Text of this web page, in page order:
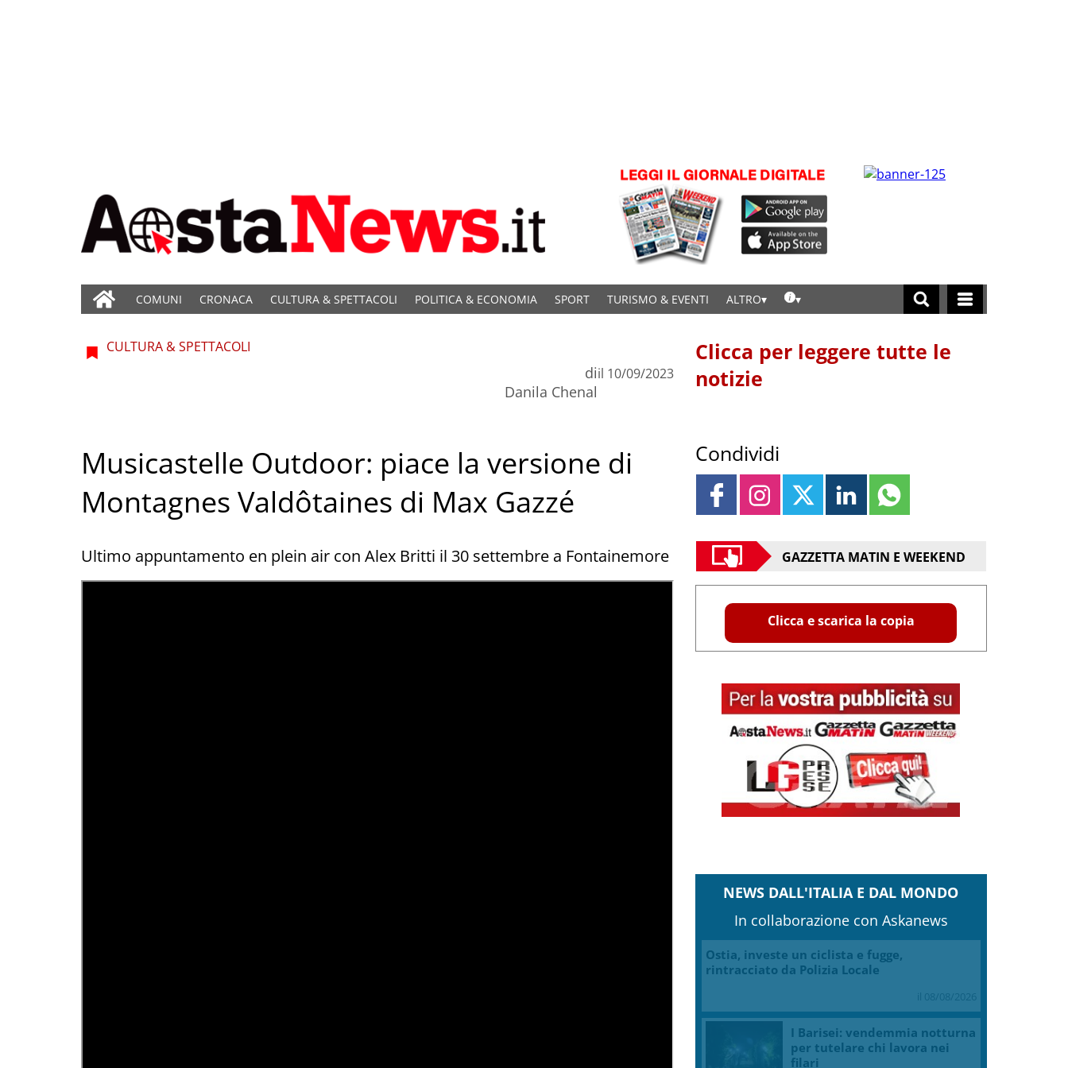
COMUNI CRONACA CULTURA & SPETTACOLI POLITICA & ECONOMIA SPORT TURISMO & EVENTI ALTRO
CULTURA & SPETTACOLI
di
Danila Chenal
il 10/09/2023
Musicastelle Outdoor: piace la versione di
Montagnes Valdôtaines di Max Gazzé
Ultimo appuntamento en plein air con Alex Britti il 30 settembre a Fontainemore
Clicca per leggere tutte le
notizie
Condividi
GAZZETTA MATIN E WEEKEND
Clicca e scarica la copia